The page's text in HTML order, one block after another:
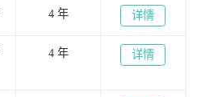
4 年 详情
4 年 详情